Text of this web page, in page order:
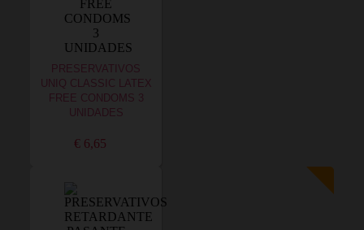
PRESERVATIVOS
UNIQ CLASSIC LATEX
FREE CONDOMS 3
UNIDADES
€ 6,65